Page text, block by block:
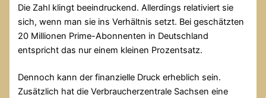
Die Zahl klingt beeindruckend. Allerdings relativiert sie
sich, wenn man sie ins Verhältnis setzt. Bei geschätzten
20 Millionen Prime-Abonnenten in Deutschland
entspricht das nur einem kleinen Prozentsatz.
Dennoch kann der finanzielle Druck erheblich sein.
Zusätzlich hat die Verbraucherzentrale Sachsen eine